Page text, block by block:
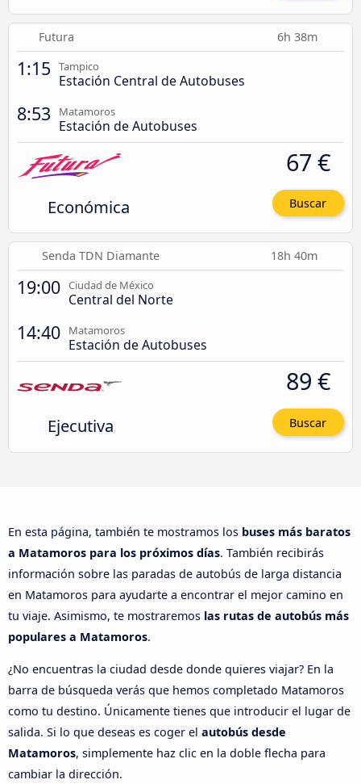
Futura 6h 38m
1:15 Tampico
Estación Central de Autobuses
8:53 Matamoros
Estación de Autobuses
Económica
67 €
Buscar
Senda TDN Diamante 18h 40m
19:00 Ciudad de México
Central del Norte
14:40 Matamoros
Estación de Autobuses
Ejecutiva
89 €
Buscar
En esta página, también te mostramos los buses más baratos
a Matamoros para los próximos días. También recibirás
información sobre las paradas de autobús de larga distancia
en Matamoros para ayudarte a encontrar el mejor camino en
tu viaje. Asimismo, te mostraremos las rutas de autobús más
populares a Matamoros.
¿No encuentras la ciudad desde donde quieres viajar? En la
barra de búsqueda verás que hemos completado Matamoros
como tu destino. Únicamente tienes que introducir el lugar de
salida. Si lo que deseas es coger el autobús desde
Matamoros, simplemente haz clic en la doble flecha para
cambiar la dirección.